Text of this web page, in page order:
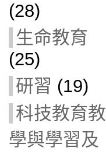
(28)
生命教育
(25)
研習 (19)
科技教育教
學與學習及